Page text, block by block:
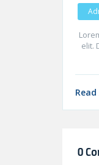
elit.
0